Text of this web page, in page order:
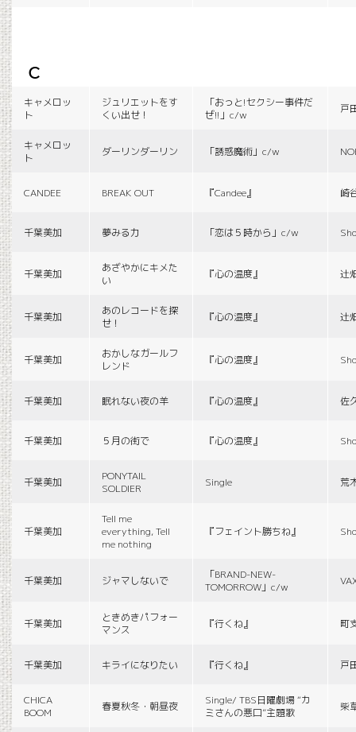
c
キャメロッ
ト
ジュリエットをす
くい出せ！
「おっと!セクシー事件だ
ぜ!!」c/w
戸
キャメロッ
ト
ダーリンダーリン 「誘惑魔術」c/w
CANDEE BREAK OUT 『Candee』 崎
千葉美加 夢みる力 「恋は５時から」c/w
千葉美加
あざやかにキメた
い
『心の温度』 辻
千葉美加
あのレコードを探
せ！
『心の温度』 辻
千葉美加
おかしなガールフ
レンド
『心の温度』
千葉美加 眠れない夜の羊 『心の温度』 佐
千葉美加 ５月の街で 『心の温度』
千葉美加
PONYTAIL
SOLDIER
Single 荒
千葉美加
Tell me
everything, Tell
me nothing
『フェイント勝ちね』
千葉美加 ジャマしないで
「BRAND-NEW-
TOMORROW」c/w
千葉美加
ときめきパフォー
マンス
『行くね』 町
千葉美加 キライになりたい 『行くね』 戸
CHICA
BOOM
春夏秋冬・朝昼夜
Single/ TBS日曜劇場 “カ
ミさんの悪口”主題歌
柴